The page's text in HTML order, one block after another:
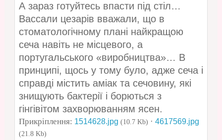
А зараз готуйтесь впасти під стіл…
Вассали цезарів вважали, що в
стоматологічному плані найкращою
сеча навіть не місцевого, а
португальського «виробництва»… В
принципі, щось у тому було, адже сеча і
справді містить аміак та сечовину, які
знищують бактерії і борються з
гінгівітом захворюванням ясен.
Прикріплення: 1514628.jpg (10.7 Kb) · 4617569.jpg
(21.8 Kb)